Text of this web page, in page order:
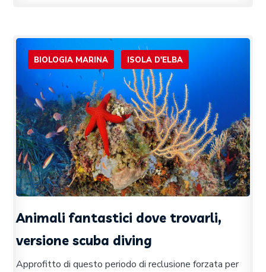
BIOLOGIA MARINA ISOLA D'ELBA
Animali fantastici dove trovarli,
versione scuba diving
Approfitto di questo periodo di reclusione forzata per